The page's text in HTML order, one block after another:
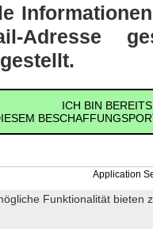
Adresse
ICH BIN
Application
Funktionalität bieten